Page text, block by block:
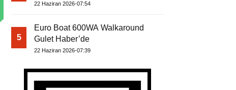
22 Haziran 2026-07:54
5
Euro Boat 600WA Walkaround
Gulet Haber’de
22 Haziran 2026-07:39